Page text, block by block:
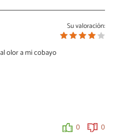
Su valoración:
olor a mi cobayo
0 0